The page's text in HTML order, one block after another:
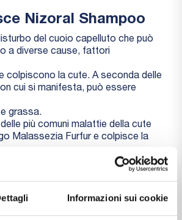
Informazioni sui cookie
Nizoral Shampoo
del cuoio capelluto che può
a diverse cause, fattori
colpiscono la cute. A seconda delle
cui si manifesta, può essere
grassa.
più comuni malattie della cute
Malassezia Furfur e colpisce la
Tale disturbo compare più
adolescenti e nei giovani adulti,
dell’attività sebacea durante la